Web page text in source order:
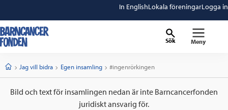
In EnglishLokala föreningarLogga in
Sök Meny
StartJag vill bidra Egen insamling Current:
#ingenrörkingen
Bild och text för insamlingen nedan är inte Barncancerfonden
juridiskt ansvarig för.